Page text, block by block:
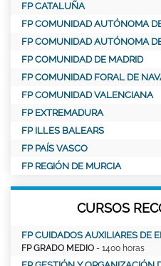
FP CATALUÑA
FP COMUNIDAD AUTÓNOMA
FP COMUNIDAD AUTÓNOMA
FP COMUNIDAD DE MADRID
FP COMUNIDAD FORAL DE
FP COMUNIDAD VALENCIANA
FP EXTREMADURA
FP ILLES BALEARS
FP PAÍS VASCO
FP REGIÓN DE MURCIA
CURSOS
FP CUIDADOS AUXILIARES DE
FP GRADO MEDIO - 1400 horas